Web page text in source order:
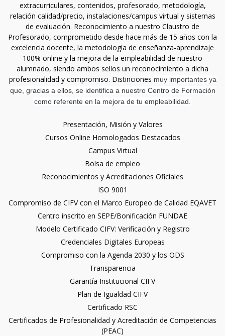
extracurriculares, contenidos, profesorado, metodología,
relación calidad/precio, instalaciones/campus virtual y sistemas
de evaluación. Reconocimiento a nuestro Claustro de
Profesorado, comprometido desde hace más de 15 años con la
excelencia docente, la metodología de enseñanza-aprendizaje
100% online y la mejora de la empleabilidad de nuestro
alumnado, siendo ambos sellos un reconocimiento a dicha
profesionalidad y compromiso. Distinciones muy importantes ya
que, gracias a ellos, se identifica a nuestro Centro de Formación
como referente en la mejora de tu empleabilidad.
Presentación, Misión y Valores
Cursos Online Homologados Destacados
Campus Virtual
Bolsa de empleo
Reconocimientos y Acreditaciones Oficiales
ISO 9001
Compromiso de CIFV con el Marco Europeo de Calidad EQAVET
Centro inscrito en SEPE/Bonificación FUNDAE
Modelo Certificado CIFV: Verificación y Registro
Credenciales Digitales Europeas
Compromiso con la Agenda 2030 y los ODS
Transparencia
Garantía Institucional CIFV
Plan de Igualdad CIFV
Certificado RSC
Certificados de Profesionalidad y Acreditación de Competencias
(PEAC)